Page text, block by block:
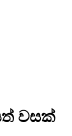
වසක්